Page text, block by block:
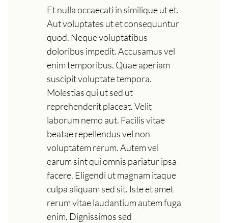
Et nulla occaecati in similique ut et.
Aut voluptates ut et consequuntur
quod. Neque voluptatibus
doloribus impedit. Accusamus vel
enim temporibus. Quae aperiam
suscipit voluptate tempora.
Molestias qui ut sed ut
reprehenderit placeat. Velit
laborum nemo aut. Facilis vitae
beatae repellendus vel non
voluptatem rerum. Autem vel
earum sint qui omnis pariatur ipsa
facere. Eligendi ut magnam itaque
culpa aliquam sed sit. Iste et amet
rerum vitae laudantium autem fuga
enim. Dignissimos sed